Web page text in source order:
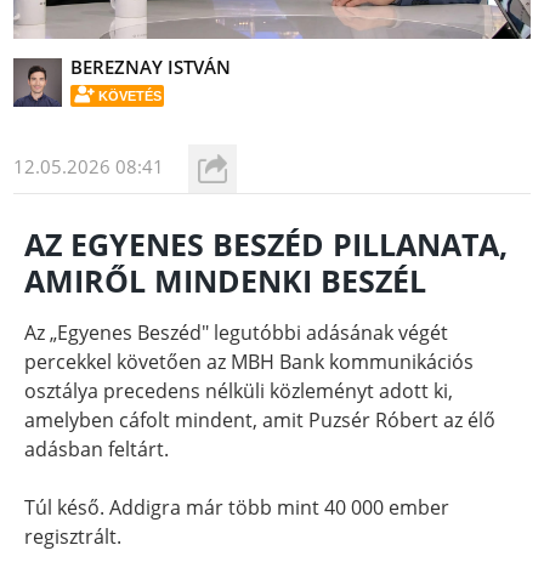
BEREZNAY ISTVÁN
KÖVETÉS
12.05.2026 08:41
AZ EGYENES BESZÉD PILLANATA,
AMIRŐL MINDENKI BESZÉL
Az „Egyenes Beszéd" legutóbbi adásának végét
percekkel követően az MBH Bank kommunikációs
osztálya precedens nélküli közleményt adott ki,
amelyben cáfolt mindent, amit Puzsér Róbert az élő
adásban feltárt.
Túl késő. Addigra már több mint 40 000 ember
regisztrált.